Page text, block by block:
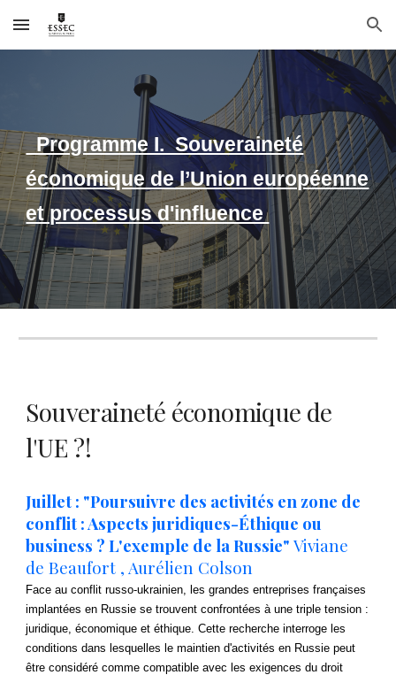
Skip to main content Skip to navigation
Programme I. Souveraineté
économique de l’Union européenne
et processus d'influence
Souveraineté économique de
l'UE ?!
Juillet : "Poursuivre des activités en zone de
conflit : Aspects juridiques-Éthique ou
business ? L'exemple de la Russie"Viviane
de Beaufort , Aurélien Colson
Face au conflit russo-ukrainien, les grandes entreprises françaises
implantées en Russie se trouvent confrontées à une triple tension :
juridique, économique et éthique. Cette recherche interroge les
conditions dans lesquelles le maintien d'activités en Russie peut
être considéré comme compatible avec les exigences du droit